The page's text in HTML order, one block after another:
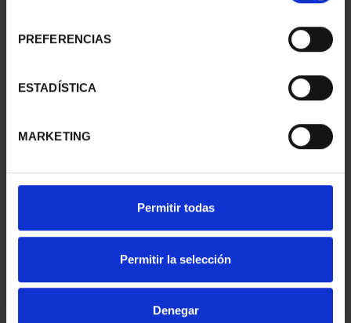
PREFERENCIAS
ESTADÍSTICA
MARKETING
Permitir todas
Permitir la selección
Denegar
CINCUENTI...